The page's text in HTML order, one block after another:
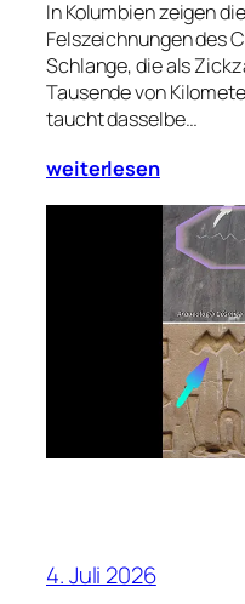
In Kolumbien zeigen
Felszeichnungen des
Schlange, die als
Tausende von
taucht dasselbe…
weiterlesen
4. Juli 2026